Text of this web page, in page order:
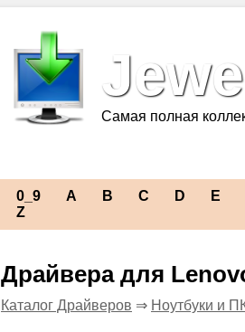
Самая полная
0_9 A B C D E
Z
Драйвера для
Каталог Драйверов ⇒ Ноутбуки и